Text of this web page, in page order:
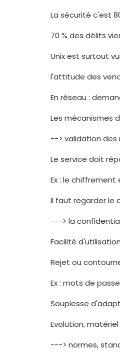
La sécurité c'est
70 % des délits
Unix est surtout
l'attitude des
En réseau :
Les mécanismes
--> validation des
Le service doit
Ex : le
Il faut regarder le
---> la
Facilité
Rejet ou
Ex : mots de
Souplesse
Evolution,
---> normes,